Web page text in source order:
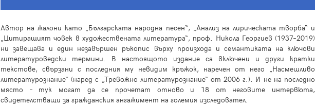
Автор на жалони като „Българската народна песен“, „Анализ на лирическата творба“ и
„Цитиращият човек в художествената литература“, проф. Никола Георгиев (1937–2019)
ни завещава и един незавършен ръкопис върху произхода и семантиката на ключови
литературоведски термини. В настоящото издание са включени и други кратки
текстове, свързани с последния му невидим кръжок, наречен от него „Насмешливо
литературознание“ (наред с „Тревожно литературознание“ от 2006 г.). И не на последно
място – тук могат да се прочетат отново и 18 от неговите интервюта,
свидетелстващи за гражданския ангажимент на големия изследовател.